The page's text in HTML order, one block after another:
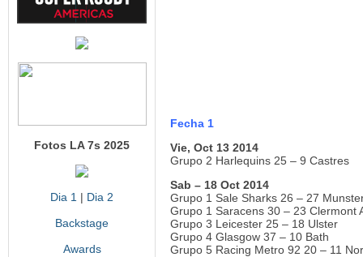
Fotos LA 7s 2025
Dia 1 | Dia 2
Backstage
Awards
Fecha 1
Vie, Oct 13 2014
Grupo 2 Harlequins 25 – 9 Castres
Sab – 18 Oct 2014
Grupo 1 Sale Sharks 26 – 27
Grupo 1 Saracens 30 – 23 Clermont
Grupo 3 Leicester 25 – 18 Ulster
Grupo 4 Glasgow 37 – 10 Bath
Grupo 5 Racing Metro 92 20 – 11